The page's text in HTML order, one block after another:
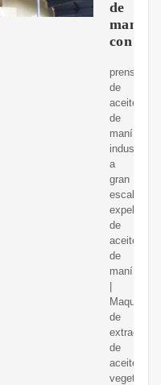
de
maní
con
prensa
de
aceite
de
maní
industrial
a
gran
escala
expeller
de
aceite
de
maní
Maquinaria
de
extracción
de
aceite
vegetal